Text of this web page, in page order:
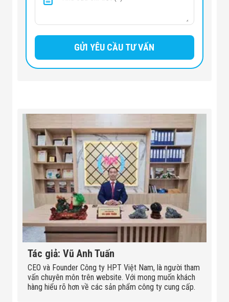
Tác giả: Vũ Anh Tuấn
CEO và Founder Công ty HPT Việt Nam, là người tham
vấn chuyên môn trên website. Với mong muốn khách
hàng hiểu rõ hơn về các sản phẩm công ty cung cấp.